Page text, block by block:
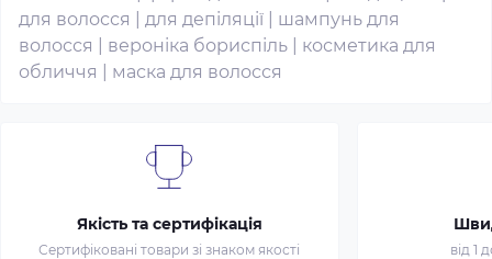
для волосся
для депіляції
шампунь для
волосся
вероніка бориспіль
косметика для
обличчя
маска для волосся
Якість та сертифікація
Сертифіковані товари зі знаком якості від 1